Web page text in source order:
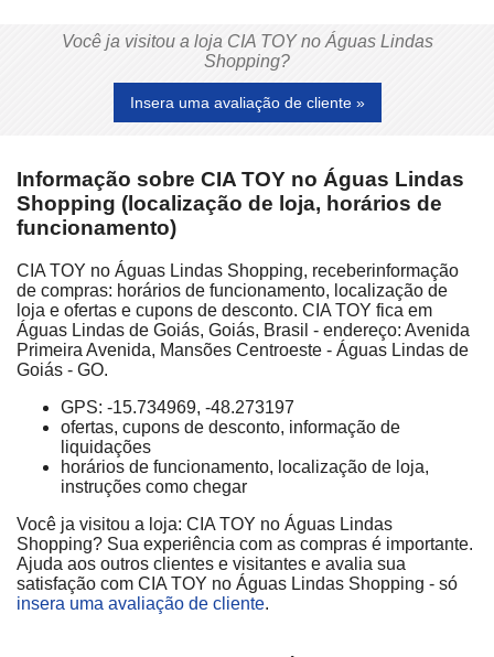
Você ja visitou a loja CIA TOY no Águas Lindas
Shopping?
Insera uma avaliação de cliente »
Informação sobre CIA TOY no Águas Lindas
Shopping (localização de loja, horários de
funcionamento)
CIA TOY no Águas Lindas Shopping, receberinformação
de compras: horários de funcionamento, localização de
loja e ofertas e cupons de desconto. CIA TOY fica em
Águas Lindas de Goiás, Goiás, Brasil - endereço: Avenida
Primeira Avenida, Mansões Centroeste - Águas Lindas de
Goiás - GO.
GPS: -15.734969, -48.273197
ofertas, cupons de desconto, informação de
liquidações
horários de funcionamento, localização de loja,
instruções como chegar
Você ja visitou a loja: CIA TOY no Águas Lindas
Shopping? Sua experiência com as compras é importante.
Ajuda aos outros clientes e visitantes e avalia sua
satisfação com CIA TOY no Águas Lindas Shopping - só
insera uma avaliação de cliente.